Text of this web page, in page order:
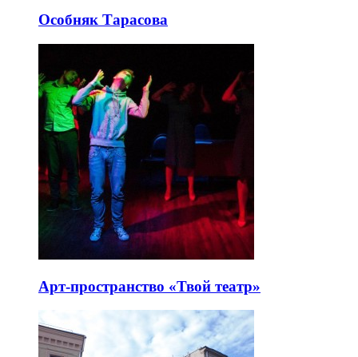
Особняк Тарасова
Арт-пространство «Твой театр»